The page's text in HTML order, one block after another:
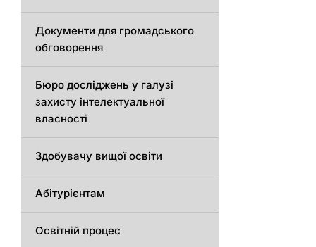
Документи для громадського
обговорення
Бюро досліджень у галузі
захисту інтелектуальної
власності
Здобувачу вищої освіти
Абітурієнтам
Освітній процес